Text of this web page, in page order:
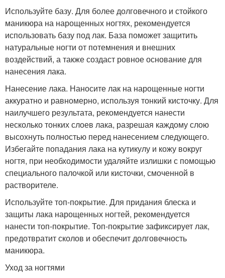
Используйте базу. Для более долговечного и стойкого
маникюра на нарощенных ногтях, рекомендуется
использовать базу под лак. База поможет защитить
натуральные ногти от потемнения и внешних
воздействий, а также создаст ровное основание для
нанесения лака.
Нанесение лака. Наносите лак на нарощенные ногти
аккуратно и равномерно, используя тонкий кисточку. Для
наилучшего результата, рекомендуется нанести
несколько тонких слоев лака, разрешая каждому слою
высохнуть полностью перед нанесением следующего.
Избегайте попадания лака на кутикулу и кожу вокруг
ногтя, при необходимости удаляйте излишки с помощью
специального палочкой или кисточки, смоченной в
растворителе.
Используйте топ-покрытие. Для придания блеска и
защиты лака нарощенных ногтей, рекомендуется
нанести топ-покрытие. Топ-покрытие зафиксирует лак,
предотвратит сколов и обеспечит долговечность
маникюра.
Уход за ногтями